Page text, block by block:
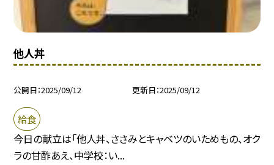
他人丼
公開日 2025/09/12 更新日 2025/09/12
給食
今日の献立は「他人丼、ささみとキャベツのいためもの、オク
ラの甘酢あえ、中学校：い...